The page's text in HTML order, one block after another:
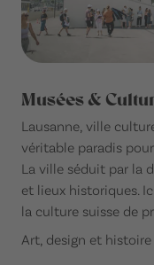
Musées &
Lausanne, ville
véritable paradis pour
La ville séduit par la
et lieux historiques.
la culture suisse de
Art, design et